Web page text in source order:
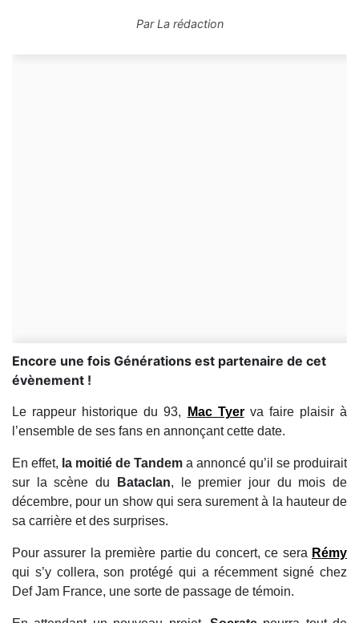
ParLa rédaction
Encore une fois Générations est partenaire de cet
évènement !
Le rappeur historique du 93, Mac Tyerva faire plaisir à
l’ensemble de ses fans en annonçant cette date.
En effet, la moitié de Tandem a annoncé qu’il se produirait
sur la scène du
Bataclan, le premier jour du mois de
décembre, pour un show qui sera surement à la hauteur de
sa carrière et des surprises.
Pour assurer la première partie du concert, ce sera Rémy
qui s’y collera, son protégé qui a récemment signé chez
Def Jam France, une sorte de passage de témoin.